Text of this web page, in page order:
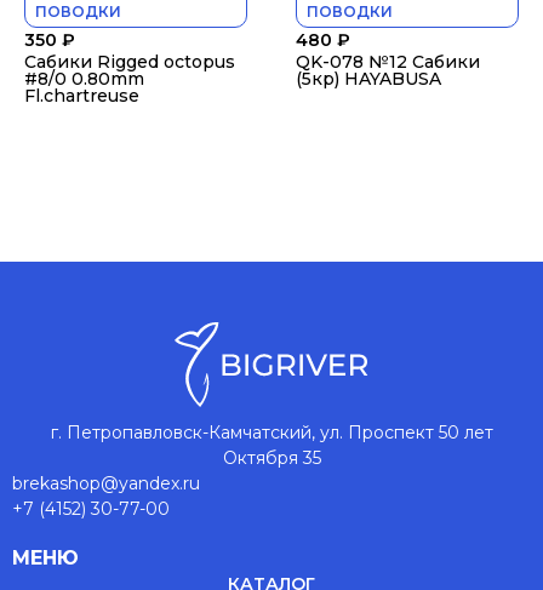
ПОВОДКИ
350 ₽
Сабики Rigged octopus
#8/0 0.80mm
Fl.chartreuse
ПОВОДКИ
480 ₽
QK-078 №12 Сабики
(5кр) HAYABUSA
г. Петропавловск-Камчатский, ул. Проспект 50 лет
Октября 35
brekashop@yandex.ru
+7 (4152) 30-77-00
МЕНЮ
КАТАЛОГ